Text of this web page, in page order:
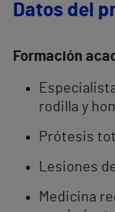
Datos del
Formación
rodilla y
Prótesis
Lesiones
Medicina